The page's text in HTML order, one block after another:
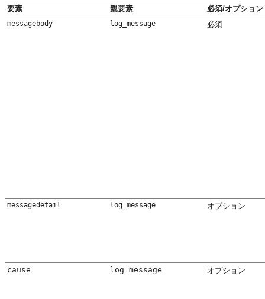
要素 親要素 必須/オプション
messagebody log_message 必須
messagedetail log_message オプション
cause log_message オプション